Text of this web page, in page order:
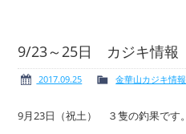
9/23～25日 カジキ情報
2017.09.25 金華山カジキ情報
9月23日（祝土） ３隻の釣果です。